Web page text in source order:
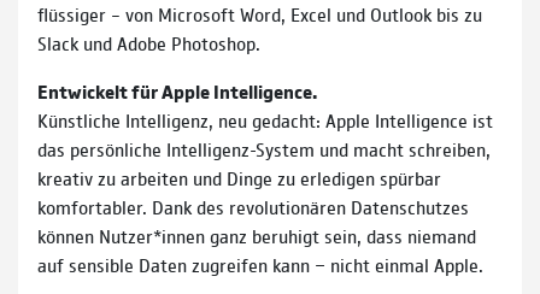
flüssiger – von Microsoft Word, Excel und Outlook bis zu
Slack und Adobe Photoshop.
Entwickelt für Apple Intelligence.
Künstliche Intelligenz, neu gedacht: Apple Intelligence ist
das per­sön­liche Intelligenz-System und macht schreiben,
kreativ zu arbeiten und Dinge zu erle­digen spürbar
komfortabler. Dank des revolutio­nären Daten­schutzes
können Nutzer*innen ganz beruhigt sein, dass niemand
auf sensible Daten zu­greifen kann − nicht einmal Apple.